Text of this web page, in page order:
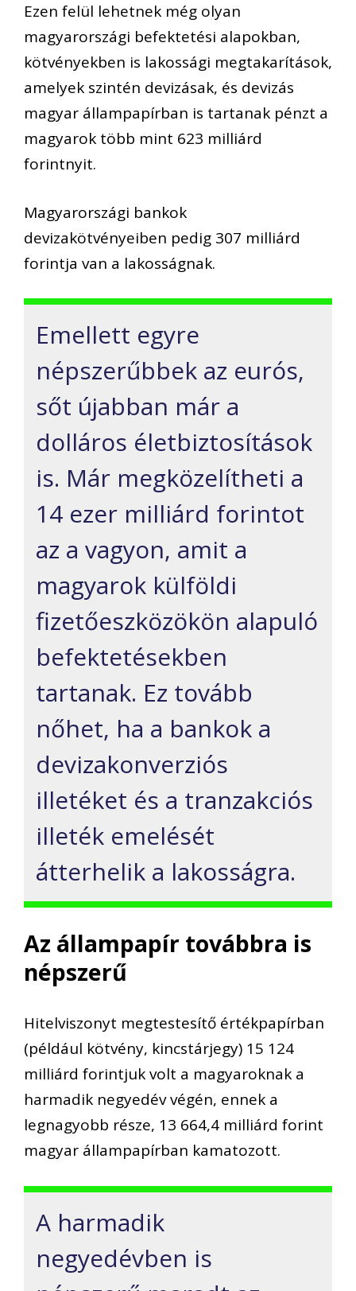
Ezen felül lehetnek még olyan
magyarországi befektetési alapokban,
kötvényekben is lakossági megtakarítások,
amelyek szintén devizásak, és devizás
magyar állampapírban is tartanak pénzt a
magyarok több mint 623 milliárd
forintnyit.
Magyarországi bankok
devizakötvényeiben pedig 307 milliárd
forintja van a lakosságnak.
Emellett egyre
népszerűbbek az eurós,
sőt újabban már a
dolláros életbiztosítások
is. Már megközelítheti a
14 ezer milliárd forintot
az a vagyon, amit a
magyarok külföldi
fizetőeszközökön alapuló
befektetésekben
tartanak. Ez tovább
nőhet, ha a bankok a
devizakonverziós
illetéket és a tranzakciós
illeték emelését
átterhelik a lakosságra.
Az állampapír továbbra is
népszerű
Hitelviszonyt megtestesítő értékpapírban
(például kötvény, kincstárjegy) 15 124
milliárd forintjuk volt a magyaroknak a
harmadik negyedév végén, ennek a
legnagyobb része, 13 664,4 milliárd forint
magyar állampapírban kamatozott.
A harmadik
negyedévben is